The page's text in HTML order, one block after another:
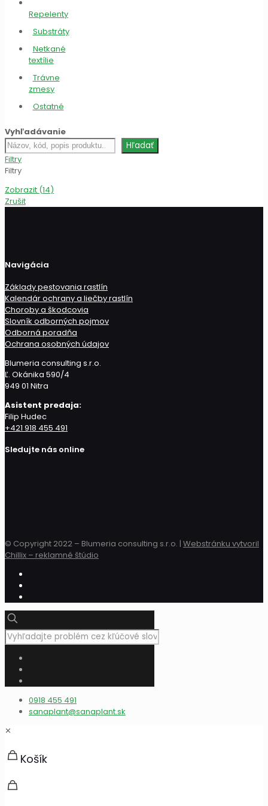
Repelenty
Substráty
Netkané
textílie
Trávne
zmesy
Ostatné
Vyhľadávanie
Hľadať
produkt
Hľadať
Filtry
Filtry
Zobrazit (14)
Zrušit
Navigácia
Základy pestovania rastlín
Kalendár ochrany a liečby rastlín
Choroby a škodcovia
Slovník odborných pojmov
Odborná poradňa
Ochrana osobných údajov
Blumeria consulting s.r.o.
Ľ. Okánika 590/4
949 01 Nitra
Asistent predaja:
Filip Hudec
+421 918 455 491
Sledujte nás online
© Copyright 2022 – Blumeria consulting s.r.o. | Webstránku vytvoril
Chillix – reklamné štúdio
0918 455 491
sanaplant@sanaplant.sk
✕
Košík